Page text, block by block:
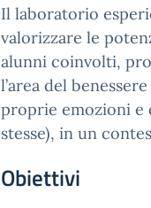
Il laboratorio
valorizzare le
alunni coinvolti,
l’area del
proprie emozioni e
stesse), in un
Obiettivi